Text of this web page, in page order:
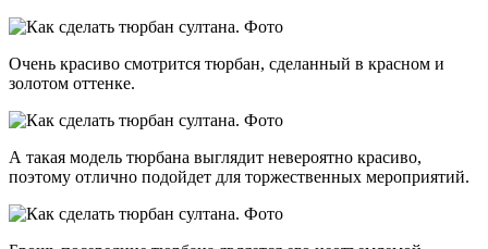
Очень красиво смотрится тюрбан, сделанный в красном и
золотом оттенке.
А такая модель тюрбана выглядит невероятно красиво,
поэтому отлично подойдет для торжественных мероприятий.